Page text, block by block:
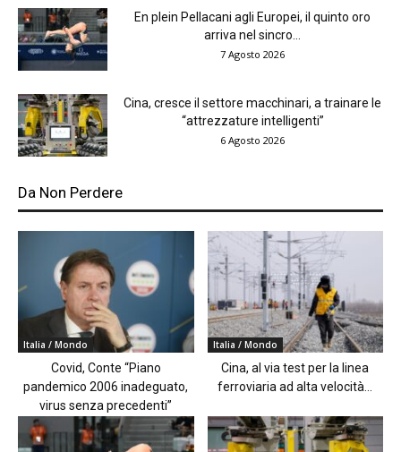
En plein Pellacani agli Europei, il quinto oro
arriva nel sincro...
7 Agosto 2026
Cina, cresce il settore macchinari, a trainare le
“attrezzature intelligenti”
6 Agosto 2026
Da Non Perdere
Italia / Mondo
Covid, Conte “Piano
pandemico 2006 inadeguato,
virus senza precedenti”
Italia / Mondo
Cina, al via test per la linea
ferroviaria ad alta velocità...